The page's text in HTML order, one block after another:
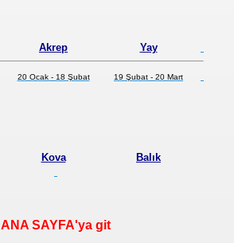
Akrep Yay
20 Ocak - 18 Şubat 19 Şubat - 20 Mart
Kova Balık
ANA SAYFA'ya git